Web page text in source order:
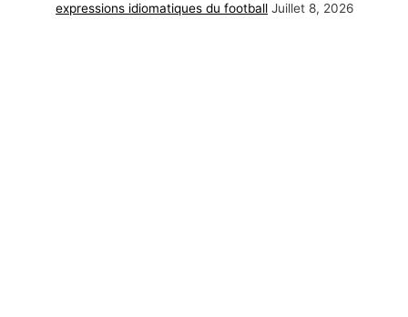
expressions idiomatiques du football Juillet 8, 2026